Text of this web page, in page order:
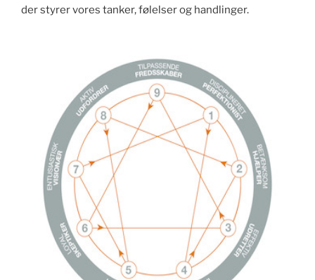
der styrer vores tanker, følelser og handlinger.